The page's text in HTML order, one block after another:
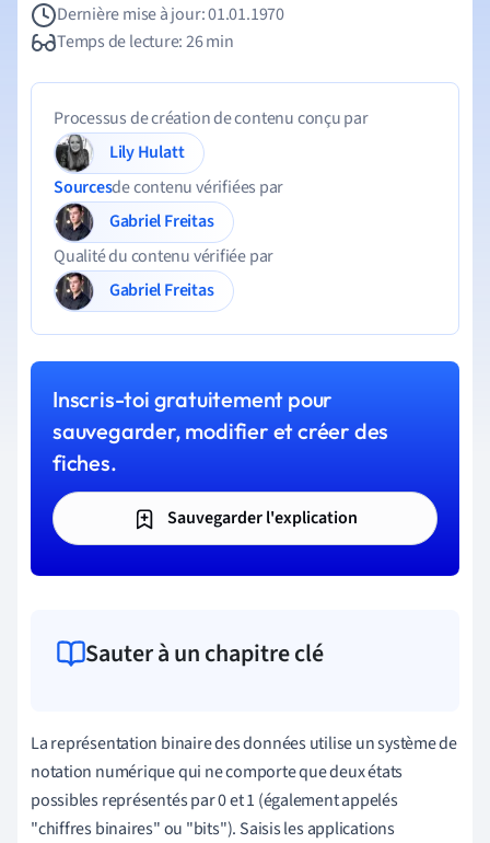
Dernière mise à jour: 01.01.1970
Temps de lecture: 26 min
Processus de création de contenu conçu par
Lily Hulatt
Sourcesde contenu vérifiées par
Gabriel Freitas
Qualité du contenu vérifiée par
Gabriel Freitas
Inscris-toi gratuitement pour
sauvegarder, modifier et créer des
fiches.
Sauvegarder l'explication
Sauter à un chapitre clé
La représentation binaire des données utilise un système de
notation numérique qui ne comporte que deux états
possibles représentés par 0 et 1 (également appelés
"chiffres binaires" ou "bits"). Saisis les applications